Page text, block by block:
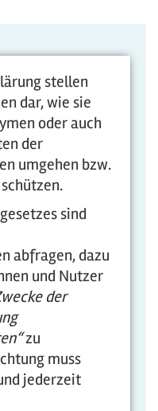
stellen
dar, wie sie
oder auch
der
umgehen bzw.
sind
abfragen, dazu
und Nutzer
der
zu
muss
jederzeit